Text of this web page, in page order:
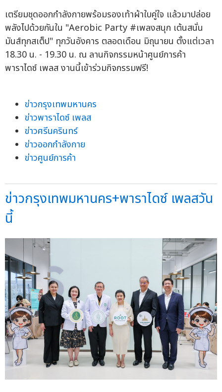
เตรียมชุดออกกำลังกายพร้อมรองเท้าผ้าใบคู่ใจ แล้วมาปล่อย
พลังไปด้วยกันใน "Aerobic Party #เพลงสนุก เต้นสนั่น
มันส์ทุกสเต็ป" ทุกวันอังคาร ตลอดเดือน มิถุนายน ตั้งแต่เวลา
18.30 น. - 19.30 น. ณ ลานกิจกรรมหน้าศูนย์การค้า
พาราไดซ์ เพลส งานนี้เข้าร่วมกิจกรรมฟรี!
ข่าวกรุงเทพมหานคร
ข่าวพาราไดซ์ เพลส
ข่าวศรีนครินทร์
ข่าวออกกำลังกาย
ข่าวศูนย์การค้า
ข่าวกรุงเทพมหานคร+พาราไดซ์ เพลสวัน
นี้